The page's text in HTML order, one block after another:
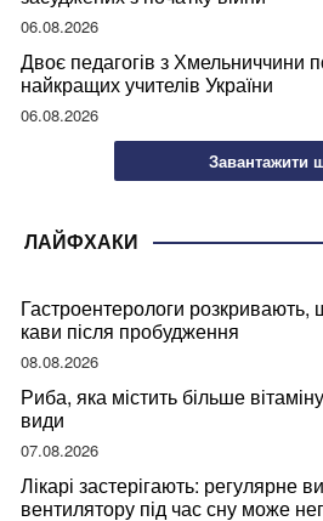
06.08.2026
Двоє педагогів з Хмельниччини
найкращих учителів України
06.08.2026
Завантажити
ЛАЙФХАКИ
Гастроентерологи розкривають,
кави після пробудження
08.08.2026
Риба, яка містить більше
види
07.08.2026
Лікарі застерігають: регулярне
вентилятору під час сну може